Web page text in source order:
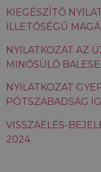
KIEGÉSZÍTŐ
ILLETŐSÉGŰ
NYILATKOZAT AZ
MINŐSÜLŐ
NYILATKOZAT
PÓTSZABADSÁG
VISSZAÉLÉS-
2024